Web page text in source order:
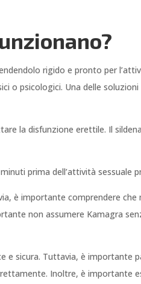
rigido e pronto per
o psicologici. Una delle
la disfunzione erettile. Il
prima dell’attività sessuale
è importante comprendere
non assumere Kamagra
e sicura. Tuttavia, è importante
Inoltre, è importante